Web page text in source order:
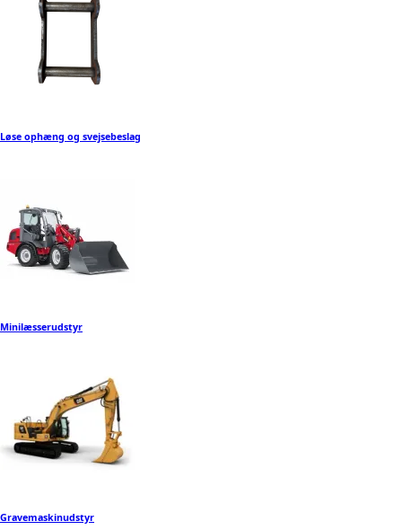
Løse ophæng og svejsebeslag
Minilæsserudstyr
Gravemaskinudstyr